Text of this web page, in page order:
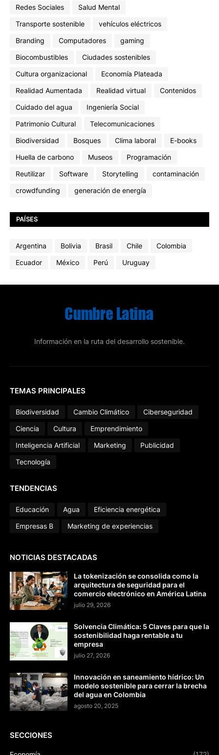
Redes Sociales
Salud Mental
Transporte sostenible
vehículos eléctricos
Branding
Computadores
gaming
Biocombustibles
Ciudades sostenibles
Cultura organizacional
Economía Plateada
Realidad Aumentada
Realidad virtual
Contenidos
Cuidado del agua
Ingeniería Social
Patrimonio Cultural
Telecomunicaciones
Biodiversidad
Bosques Clima laboral
E-books
Huella de carbono
Museos
Programación
Reutilizar
Software Storytelling
contaminación
crowdfunding
generación de energía
PAÍSES
Argentina Bolivia Brasil Chile
Colombia
Ecuador
México Perú Uruguay
Información en la ruta del desarrollo sostenible.
TEMAS PRINCIPALES
Biodiversidad Cambio Climático
Ciberseguridad
Ciencia
Cultura
Emprendimiento
Inteligencia Artificial
Marketing
Publicidad
Tecnología
TENDENCIAS
Educación Agua
Eficiencia energética
Empresas B
Marketing de experiencias
NOTICIAS DESTACADAS
La tokenización se consolida como la
arquitectura de seguridad para el
comercio electrónico en América Latina
julio 29, 2026
Solvencia Climática: 5 Claves para que la
sostenibilidad haga rentable a tu
empresa
julio 27, 2026
Innovación en saneamiento hídrico: Un
modelo sostenible para cerrar la brecha
del agua en Colombia
agosto 20, 2025
SECCIONES